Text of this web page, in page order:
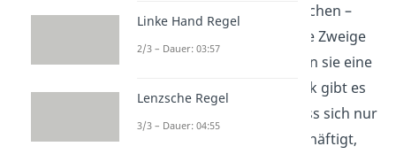
den Verbindungen dazwischen –
den Zweigen. Schließen die Zweige
eine Fläche ein, dann bilden sie eine
Masche. In der Mathematik gibt es
ein ganzes Fachgebiet, dass sich nur
mit solchen Graphen beschäftigt,
Linke Hand Regel
2/3 – Dauer: 03:57
Lenzsche Regel
3/3 – Dauer: 04:55